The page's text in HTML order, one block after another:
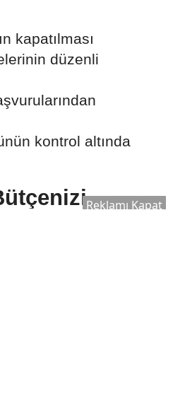
kapatılması
düzenli
kontrol altında
Reklamı Kapat